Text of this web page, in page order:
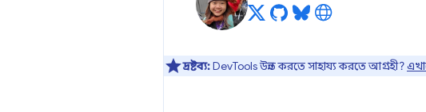
দ্রষ্টব্য:DevTools উন্নত করতে সাহায্য করতে আগ্রহী?